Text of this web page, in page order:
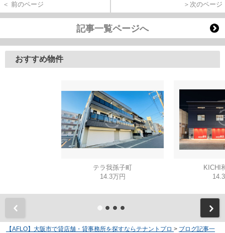
＜ 前のページ ＞次のページ
記事一覧ページへ
おすすめ物件
テラ我孫子町
14.3万円
KICHI
【AFLO】大阪市で貸店舗・貸事務所を探すならテナントプロ > ブログ記事一